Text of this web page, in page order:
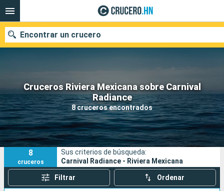
Cruceros Riviera Mexicana sobre Carnival
Radiance
8 cruceros encontrados
Encontrar un crucero
Nuestros destinos
Fecha de salida
Puertos Compañías
Buscar
8
cruceros
Sus criterios de búsqueda:
Carnival Radiance - Riviera Mexicana
Filtrar Ordenar